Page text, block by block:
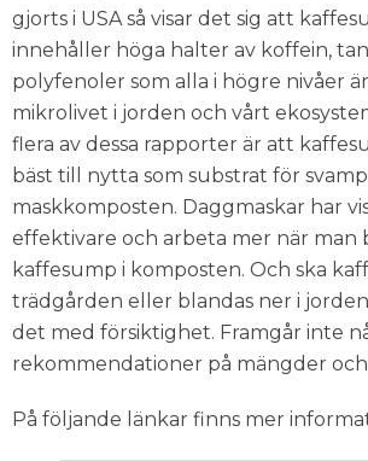
gjorts i USA så visar det sig att
innehåller höga halter av koffein,
polyfenoler som alla i högre nivåer
mikrolivet i jorden och vårt
flera av dessa rapporter är att
bäst till nytta som substrat för
maskkomposten. Daggmaskar har
effektivare och arbeta mer när man
kaffesump i komposten. Och ska
trädgården eller blandas ner i
det med försiktighet. Framgår inte
rekommendationer på mängder
På följande länkar finns mer